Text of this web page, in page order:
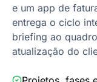
e um app de
entrega o ciclo
briefing ao
atualização do